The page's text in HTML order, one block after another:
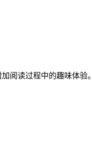
阅读过程中的趣味体验。